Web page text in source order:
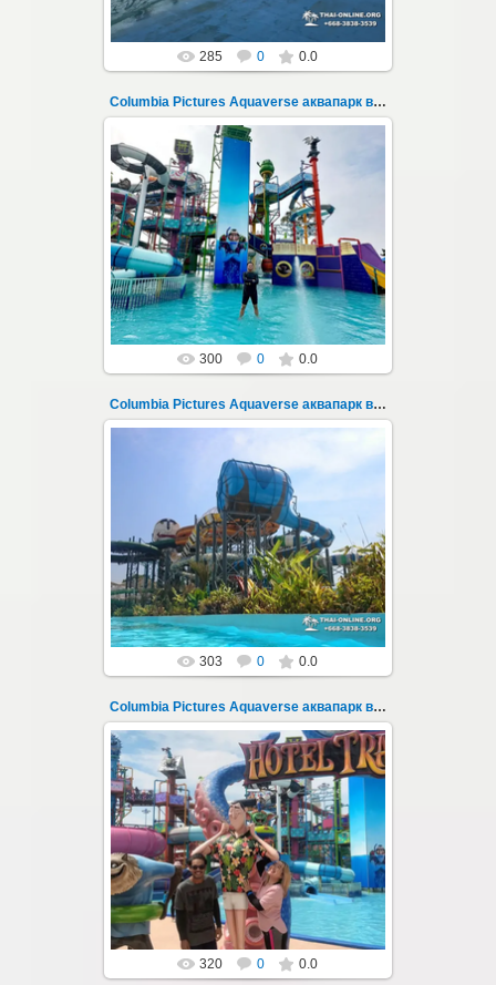
285 0 0.0
Columbia Pictures Aquaverse аквапарк в Паттайе 238
23.10.2022
Columbia Pictures Aquaverse - новый
тематический аквапарк в Паттайе.
Открыт в октябре 2022 после
модернизации и смены...
Thai-Online
300 0 0.0
Columbia Pictures Aquaverse аквапарк в Паттайе 239
23.10.2022
Columbia Pictures Aquaverse - новый
тематический аквапарк в Паттайе.
Открыт в октябре 2022 после
модернизации и смены...
Thai-Online
303 0 0.0
Columbia Pictures Aquaverse аквапарк в Паттайе 24
23.10.2022
Columbia Pictures Aquaverse - новый
тематический аквапарк в Паттайе.
Открыт в октябре 2022 после
модернизации и смены...
Thai-Online
320 0 0.0